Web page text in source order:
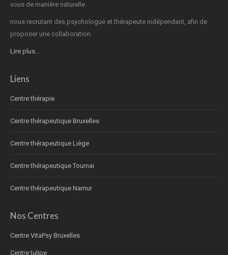
vous de manière naturelle.
nous recrutant des psychologue et thérapeute indépendant, afin de
proposer une collaboration.
Lire plus…
Liens
Centre thérapie
Centre thérapeutique Bruxelles
Centre thérapeutique Liège
Centre thérapeutique Tournai
Centre thérapeutique Namur
Nos Centres
Centre VitaPsy Bruxelles
Centre tulipe